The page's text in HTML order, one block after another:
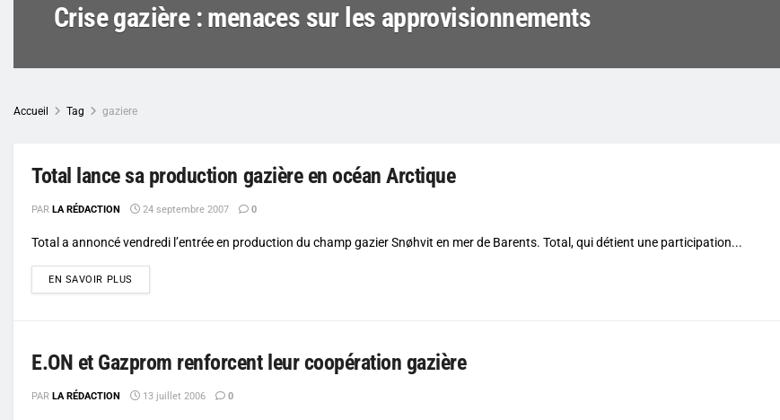
Crise gazière : menaces sur les approvisionnements
Accueil Tag gaziere
Total lance sa production gazière en océan Arctique
PAR LA RÉDACTION 24 septembre 2007 0
Total a annoncé vendredi l’entrée en production du champ gazier Snøhvit en mer de Barents. Total, qui détient une participation...
EN SAVOIR PLUS
E.ON et Gazprom renforcent leur coopération gazière
PAR LA RÉDACTION 13 juillet 2006 0